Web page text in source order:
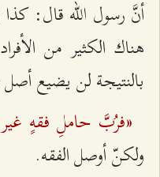
أنَّ رسول الله قال:
هناك الكثير من
بالنتيجة لن يضيع أصل
«فرُبَّ حاملِ فقهٍ غیر
ولكنّ أوصل الفقه.